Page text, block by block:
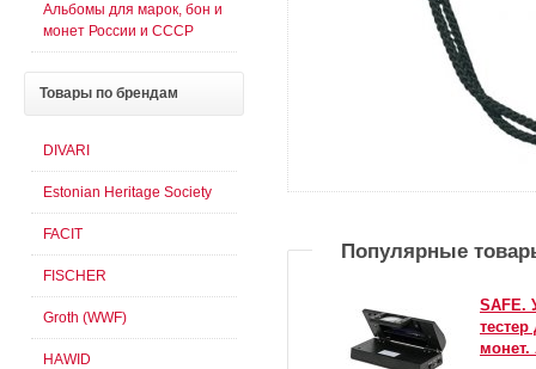
Популярные
SAFE.
монет.
Альбомы для марок, бон и
монет России и СССР
Товары по брендам
DIVARI
Estonian Heritage Society
FACIT
FISCHER
Groth (WWF)
HAWID